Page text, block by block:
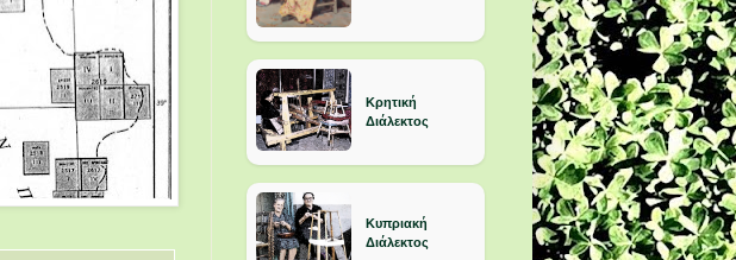
Κρητική
Διάλεκτος
Κυπριακή
Διάλεκτος